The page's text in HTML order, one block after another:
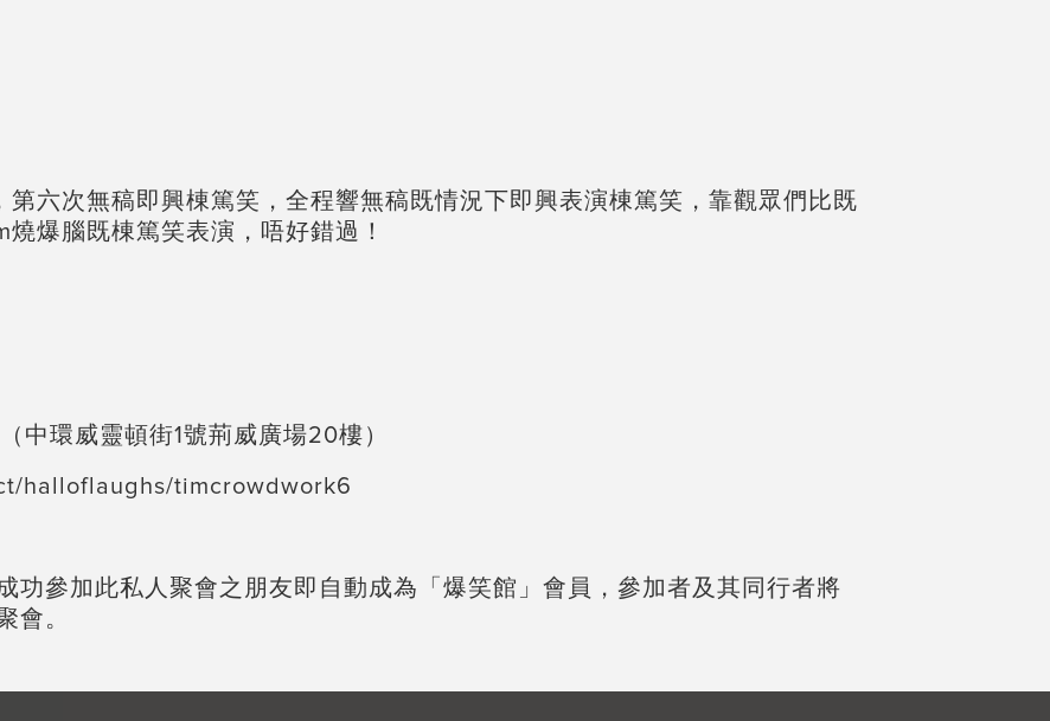
第六次無稿即興棟篤笑，全程響無稿既情況下即興表演棟篤笑，靠觀眾們比既
爆腦既棟篤笑表演，唔好錯過！
中環威靈頓街1號荊威廣場20樓）
halloflaughs/timcrowdwork6
功參加此私人聚會之朋友即自動成為「爆笑館」會員，參加者及其同行者將
會。